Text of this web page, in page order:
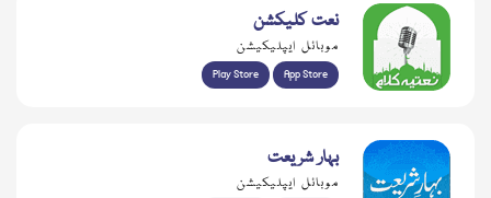
نعت کلیکشن
موبائل ایپلیکیشن
Play Store App Store
بہار شریعت
موبائل ایپلیکیشن